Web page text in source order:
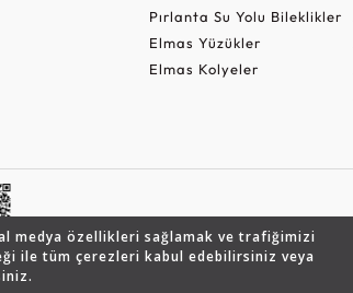
medya özellikleri sağlamak ve trafiğimizi
ile tüm çerezleri kabul edebilirsiniz veya
Pırlanta Su Yolu Bileklikler
Elmas Yüzükler
Elmas Kolyeler